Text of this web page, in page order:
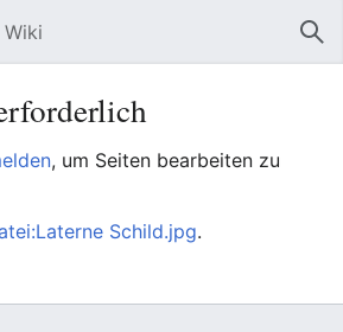
, um Seiten bearbeiten zu
Schild.jpg.